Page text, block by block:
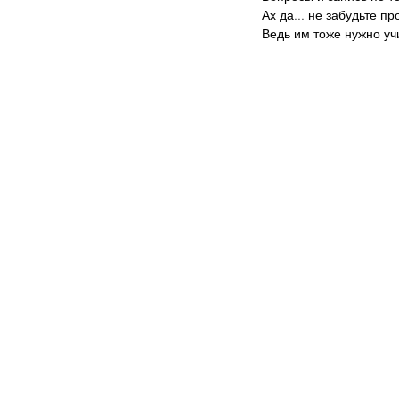
Ах да... не забудьте
Ведь им тоже нужно